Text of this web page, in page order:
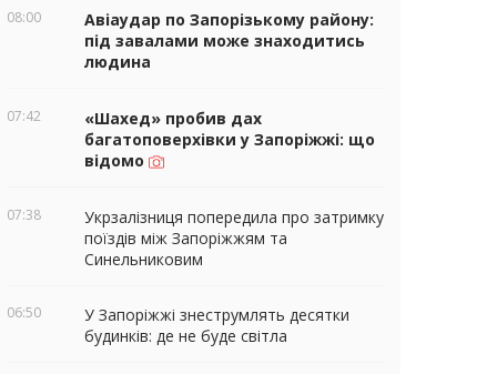
08:00
Авіаудар по Запорізькому району:
під завалами може знаходитись
людина
07:42
«Шахед» пробив дах
багатоповерхівки у Запоріжжі: що
відомо
07:38
Укрзалізниця попередила про затримку
поїздів між Запоріжжям та
Синельниковим
06:50
У Запоріжжі знеструмлять десятки
будинків: де не буде світла